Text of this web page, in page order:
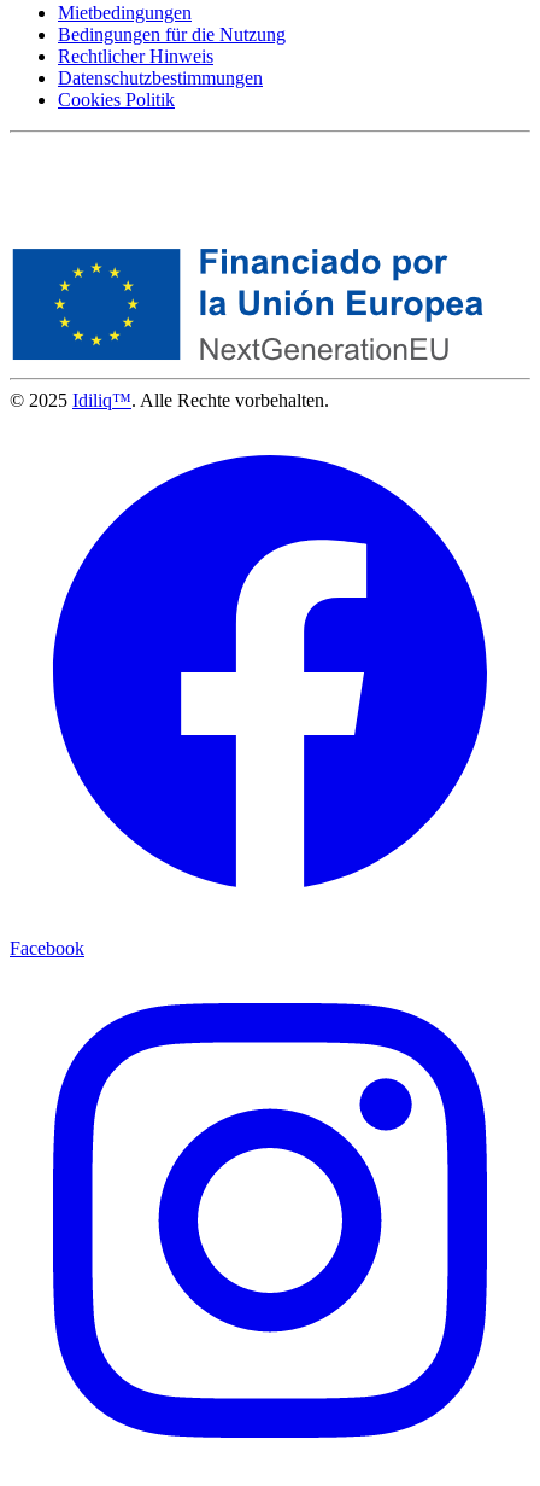
Mietbedingungen
Bedingungen für die Nutzung
Rechtlicher Hinweis
Datenschutzbestimmungen
Cookies Politik
© 2025 Idiliq™. Alle Rechte vorbehalten.
Facebook